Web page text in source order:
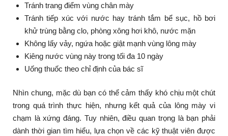
Tránh trang điểm vùng chân mày
Tránh tiếp xúc với nước hay tránh tắm bể sục, hồ bơi
khử trùng bằng clo, phòng xông hơi khô, nước mặn
Không lấy vảy, ngứa hoặc giật mạnh vùng lông mày
Kiêng nước vùng này trong tối đa 10 ngày
Uống thuốc theo chỉ định của bác sĩ
Nhìn chung, mặc dù bạn có thể cảm thấy khó chịu một chút
trong quá trình thực hiện, nhưng kết quả của lông mày vi
chạm là xứng đáng. Tuy nhiên, điều quan trọng là bạn phải
dành thời gian tìm hiểu, lựa chọn về các kỹ thuật viên được